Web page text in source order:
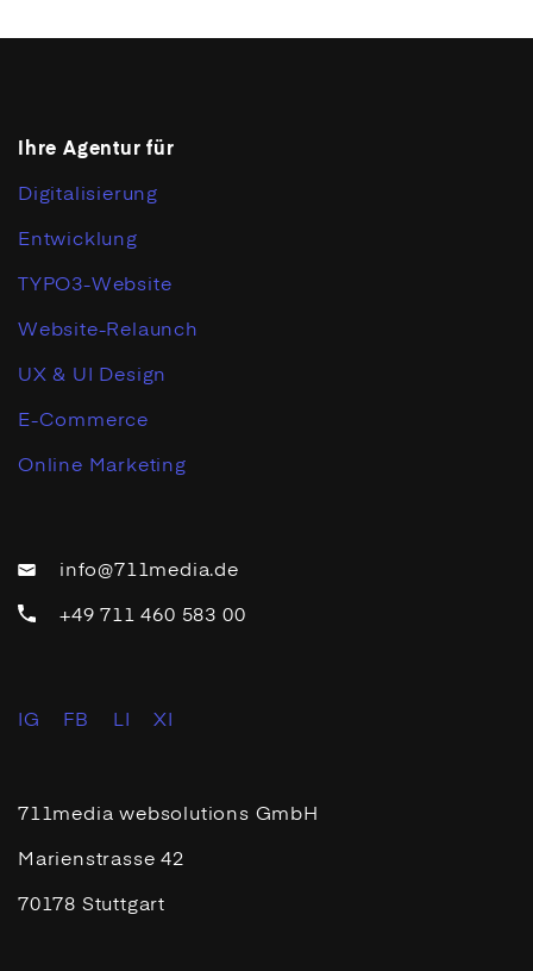
Ihre Agentur für
Digitalisierung
Entwicklung
TYPO3-Website
Website-Relaunch
UX & UI Design
E-Commerce
Online Marketing
info@711media.de
+49 711 460 583 00
IG FB LI XI
711media websolutions GmbH
Marienstrasse 42
70178 Stuttgart